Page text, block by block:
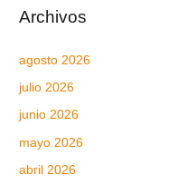
Archivos
agosto 2026
julio 2026
junio 2026
mayo 2026
abril 2026